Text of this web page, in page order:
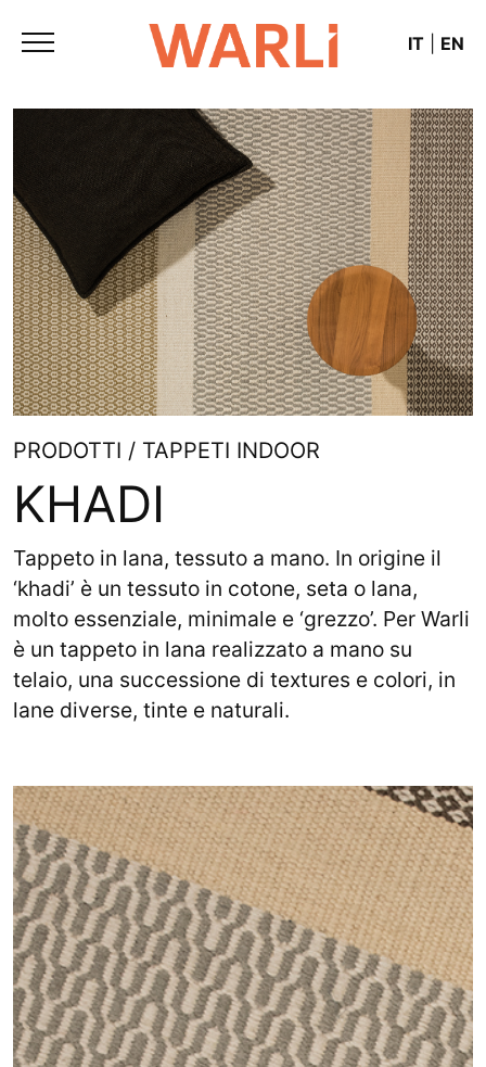
IT EN
PRODOTTI / TAPPETI INDOOR
KHADI
Tappeto in lana, tessuto a mano. In origine il
‘khadi’ è un tessuto in cotone, seta o lana,
molto essenziale, minimale e ‘grezzo’. Per Warli
è un tappeto in lana realizzato a mano su
telaio, una successione di textures e colori, in
lane diverse, tinte e naturali.